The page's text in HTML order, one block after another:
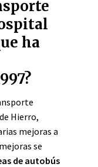
ha
Hierro,
mejoras a
se
de autobús